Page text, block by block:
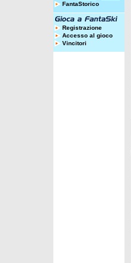
FantaStorico
Registrazione
Accesso al gioco
Vincitori